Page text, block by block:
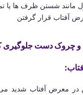
مانند شستن ظرف ها یا
آفتاب قرار گرفتن
و چروک دست جلوگیری
در معرض آفتاب شدید می